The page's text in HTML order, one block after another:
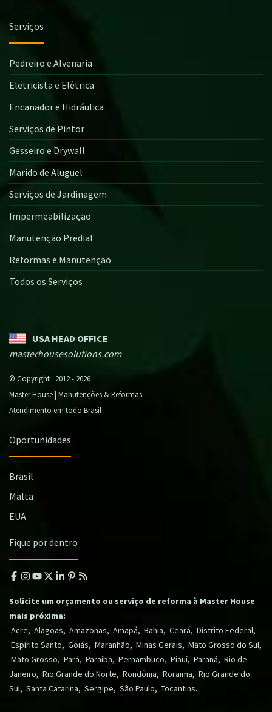
Serviços
Pedreiro e Alvenaria
Eletricista e Elétrica
Encanador e Hidráulica
Serviços de Pintor
Gesseiro e Drywall
Marido de Aluguel
Serviços de Jardinagem
Impermeabilização
Manutenção Predial
Reformas e Manutenção
Todos os Serviços
USA HEAD OFFICE
masterhousesolutions.com
© Copyright 2012 - 2026
Master House | Manutenções & Reformas
Atendimento em todo Brasil
Oportunidades
Brasil
Malta
EUA
Fique por dentro
Solicite um orçamento ou serviço de reforma à Master House
mais próxima:
Acre, Alagoas, Amazonas, Amapá, Bahia, Ceará, Distrito Federal,
Espírito Santo, Goiás, Maranhão, Minas Gerais, Mato Grosso do Sul,
Mato Grosso, Pará, Paraíba, Pernambuco, Piauí, Paraná, Rio de
Janeiro, Rio Grande do Norte, Rondônia, Roraima, Rio Grande do
Sul, Santa Catarina, Sergipe, São Paulo, Tocantins.